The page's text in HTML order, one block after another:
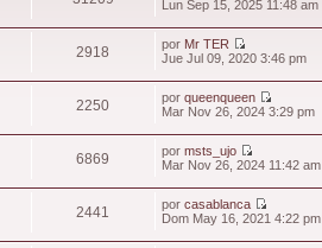
Lun Sep 15, 2025 11:48 am
2918 por Mr TER
Jue Jul 09, 2020 3:46 pm
2250 porqueenqueen
Mar Nov 26, 2024 3:29 pm
6869 pormsts_ujo
Mar Nov 26, 2024 11:42 am
2441 porcasablanca
Dom May 16, 2021 4:22 pm